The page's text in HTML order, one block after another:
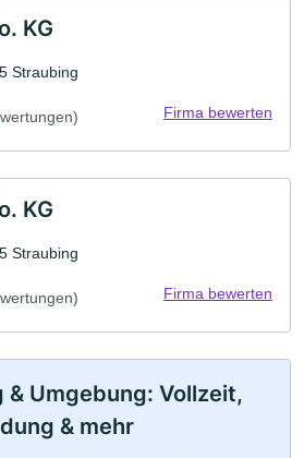
KG
Straubing
Firma bewerten
KG
Straubing
Firma bewerten
& Umgebung: Vollzeit,
& mehr